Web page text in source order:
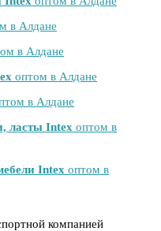
в Алдане
в Алдане
оптом в Алдане
в Алдане
ласты Intex оптом в
Intex оптом в
компанией